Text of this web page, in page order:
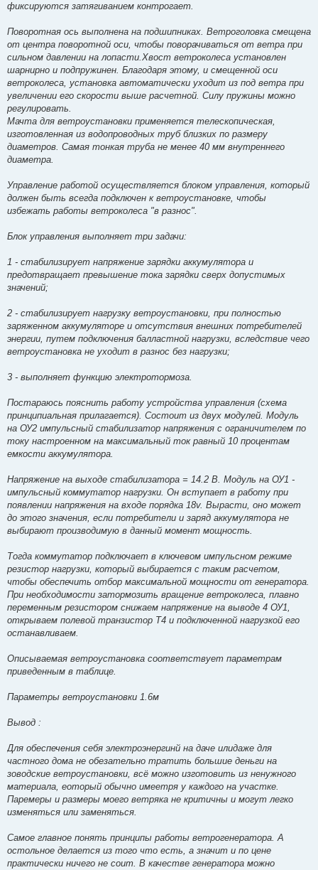
фиксируются затягиванием контрогает.
Поворотная ось выполнена на подшипниках. Ветроголовка смещена
от центра поворотной оси, чтобы поворачиваться от ветра при
сильном давлении на лопасти.Хвост ветроколеса установлен
шарнирно и подпружинен. Благодаря этому, и смещенной оси
ветроколеса, установка автоматически уходит из под ветра при
увеличении его скорости выше расчетной. Силу пружины можно
регулировать.
Мачта для ветроустановки применяется телескопическая,
изготовленная из водопроводных труб близких по размеру
диаметров. Самая тонкая труба не менее 40 мм внутреннего
диаметра.
Управление работой осуществляется блоком управления, который
должен быть всегда подключен к ветроустановке, чтобы
избежать работы ветроколеса "в разнос".
Блок управления выполняет три задачи:
1 - стабилизирует напряжение зарядки аккумулятора и
предотвращает превышение тока зарядки сверх допустимых
значений;
2 - стабилизирует нагрузку ветроустановки, при полностью
заряженном аккумуляторе и отсутствия внешних потребителей
энергии, путем подключения балластной нагрузки, вследствие чего
ветроустановка не уходит в разнос без нагрузки;
3 - выполняет функцию электротормоза.
Постараюсь пояснить работу устройства управления (схема
принципиальная прилагается). Состоит из двух модулей. Модуль
на ОУ2 импульсный стабилизатор напряжения с ограничителем по
току настроенном на максимальный ток равный 10 процентам
емкости аккумулятора.
Напряжение на выходе стабилизатора = 14.2 В. Модуль на ОУ1 -
импульсный коммутатор нагрузки. Он вступает в работу при
появлении напряжения на входе порядка 18v. Вырасти, оно может
до этого значения, если потребители и заряд аккумулятора не
выбирают производимую в данный момент мощность.
Тогда коммутатор подключает в ключевом импульсном режиме
резистор нагрузки, который выбирается с таким расчетом,
чтобы обеспечить отбор максимальной мощности от генератора.
При необходимости затормозить вращение ветроколеса, плавно
переменным резистором снижаем напряжение на выводе 4 ОУ1,
открываем полевой транзистор Т4 и подключенной нагрузкой его
останавливаем.
Описываемая ветроустановка соответствует параметрам
приведенным в таблице.
Параметры ветроустановки 1.6м
Вывод :
Для обеспечения себя электроэнергинй на даче илидаже для
частного дома не обезательно тратить большие деньги на
зоводские ветроустановки, всё можно изготовить из ненужного
материала, еоторый обычно имеетря у каждого на участке.
Паремеры и размеры моего ветряка не критичны и могут легко
изменяться или заменяться.
Самое главное понять принципы работы ветрогенератора. А
остольное делается из того что есть, а значит и по цене
практически ничего не соит. В качестве генератора можно